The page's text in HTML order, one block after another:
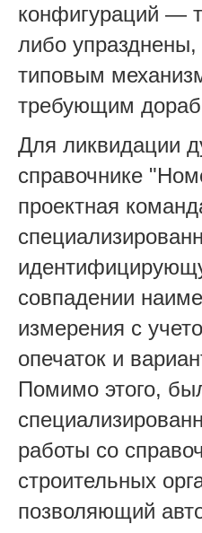
конфигураций —
либо
типовым
требующим
Для ликвидации
справочнике
проектная
совпадении
измерения с
опечаток и
Помимо этого,
работы со
строительных
позволяющий